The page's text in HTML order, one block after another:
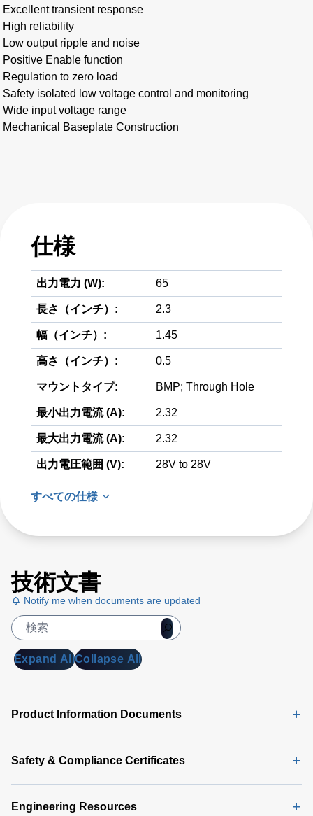
Excellent transient response
High reliability
Low output ripple and noise
Positive Enable function
Regulation to zero load
Safety isolated low voltage control and monitoring
Wide input voltage range
Mechanical Baseplate Construction
仕様
出力電力 (W): 65
長さ（インチ）: 2.3
幅（インチ）: 1.45
高さ（インチ）: 0.5
マウントタイプ: BMP; Through Hole
最小出力電流 (A): 2.32
最大出力電流 (A): 2.32
出力電圧範囲 (V): 28V to 28V
すべての仕様
技術文書
Notify me when documents are updated
Expand AllCollapse All
Product Information Documents
Safety & Compliance Certificates
Engineering Resources